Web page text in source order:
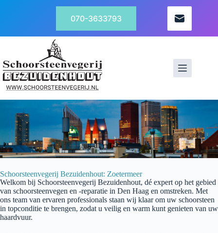
070-3633793
Schoorsteenvegerij Bezuidenhout: Zoetermeer
Welkom bij Schoorsteenvegerij Bezuidenhout, dé expert op het gebied
van schoorsteenvegen en -reparatie in Den Haag en omstreken. Met
ons team van ervaren professionals staan wij klaar om uw schoorsteen
in topconditie te brengen, zodat u veilig en warm kunt genieten van uw
haardvuur.